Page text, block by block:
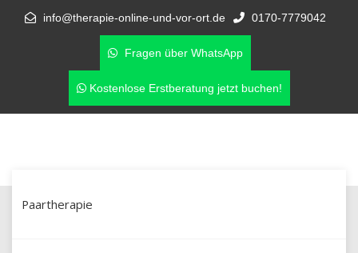
info@therapie-online-und-vor-ort.de 0170-7779042
Fragen über WhatsApp
Kostenlose Erstberatung jetzt buchen!
Paartherapie